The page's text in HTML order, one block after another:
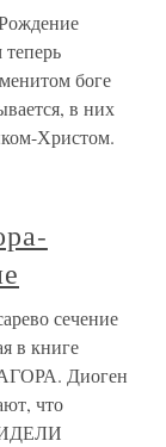
боге
в них
Христом.
сечение
в книге
Диоген
что